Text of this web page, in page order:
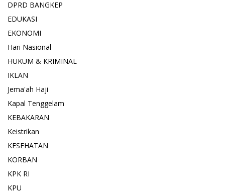
DPRD BANGKEP
EDUKASI
EKONOMI
Hari Nasional
HUKUM & KRIMINAL
IKLAN
Jema'ah Haji
Kapal Tenggelam
KEBAKARAN
Keistrikan
KESEHATAN
KORBAN
KPK RI
KPU